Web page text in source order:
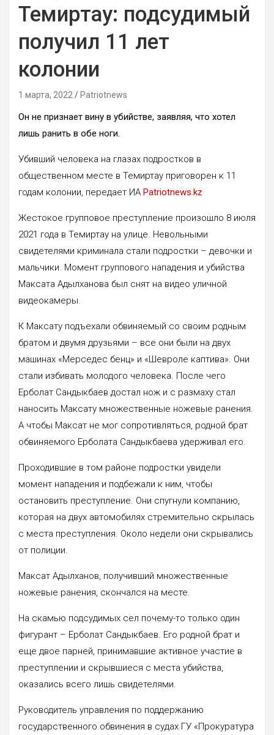
Темиртау: подсудимый
получил 11 лет
колонии
1 марта, 2022 Patriotnews
Он не признает вину в убийстве, заявляя, что хотел
лишь ранить в обе ноги.
Убивший человека на глазах подростков в
общественном месте в Темиртау приговорен к 11
годам колонии, передает ИА Patriotnews.kz
Жестокое групповое преступление произошло 8 июля
2021 года в Темиртау на улице. Невольными
свидетелями криминала стали подростки – девочки и
мальчики. Момент группового нападения и убийства
Максата Адылханова был снят на видео уличной
видеокамеры.
К Максату подъехали обвиняемый со своим родным
братом и двумя друзьями – все они были на двух
машинах «Мерседес бенц» и «Шевроле каптива». Они
стали избивать молодого человека. После чего
Ерболат Сандыкбаев достал нож и с размаху стал
наносить Максату множественные ножевые ранения.
А чтобы Максат не мог сопротивляться, родной брат
обвиняемого Ерболата Сандыкбаева удерживал его.
Проходившие в том районе подростки увидели
момент нападения и подбежали к ним, чтобы
остановить преступление. Они спугнули компанию,
которая на двух автомобилях стремительно скрылась
с места преступления. Около недели они скрывались
от полиции.
Максат Адылханов, получивший множественные
ножевые ранения, скончался на месте.
На скамью подсудимых сел почему-то только один
фигурант – Ерболат Сандыкбаев. Его родной брат и
еще двое парней, принимавшие активное участие в
преступлении и скрывшиеся с места убийства,
оказались всего лишь свидетелями.
Руководитель управления по поддержанию
государственного обвинения в судах ГУ «Прокуратура